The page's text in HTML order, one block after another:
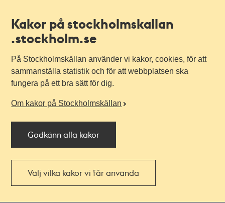
Kakor på stockholmskallan
.stockholm.se
På Stockholmskällan använder vi kakor, cookies, för att
sammanställa statistik och för att webbplatsen ska
fungera på ett bra sätt för dig.
Om kakor på Stockholmskällan
Godkänn alla kakor
Välj vilka kakor vi får använda